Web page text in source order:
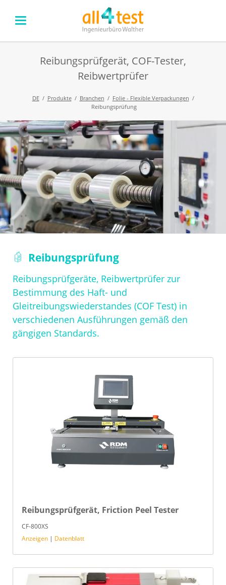
Reibungsprüfgerät, COF-Tester,
Reibwertprüfer
DE Produkte Branchen
Folie - Flexible Verpackungen
Reibungsprüfung
Navigation
überspringen
Reibungsprüfung
Reibungsprüfgeräte, Reibwertprüfer zur
Bestimmung des Haft- und
Gleitreibungswiederstandes (COF Test) in
verschiedenen Ausführungen gemäß den
gängigen Standards.
Reibungsprüfgerät, Friction Peel Tester
CF-800XS
Anzeigen | Datenblatt